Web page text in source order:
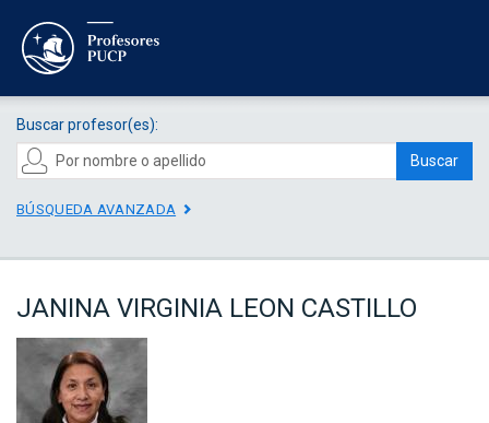
Buscar profesor(es):
Buscar
BÚSQUEDA AVANZADA
JANINA VIRGINIA LEON CASTILLO